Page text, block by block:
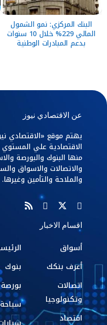
البنك المركزي: نمو الشمول
المالي 229% خلال 10 سنوات
بدعم المبادرات الوطنية
عن الاقتصادي نيوز
يهتم موقع «الاقتصادي
الاقتصادية علي
منها البنوك والبورصة
والاتصالات والاسواق
والملاحة والتأمين وغيرها.
اقسام الاخبار
أسواق
أعرف بنكك
اتصالات
وتكنولوجيا
اقتصاد
بنوك
بورصة